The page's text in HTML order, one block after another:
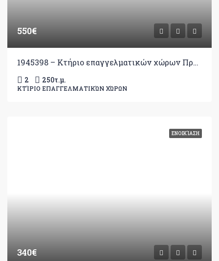
550€
1945398 – Κτήριο επαγγελματικών χώρων Προς Ενοικίαση, Ανατολή, 250 τ.μ., €550
2 250τ.μ.
ΚΤΊΡΙΟ ΕΠΑΓΓΕΛΜΑΤΙΚΏΝ ΧΏΡΩΝ
ΕΝΟΙΚΊΑΣΗ
340€